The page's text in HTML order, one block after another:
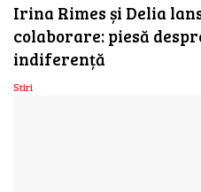
Irina Rimes și Delia
colaborare: piesă
indiferență
Stiri